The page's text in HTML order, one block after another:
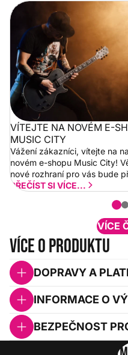
Vítejte na novém e-shopu
City
VÍTEJTE NA NOVÉM E-
MUSIC CITY
Vážení zákazníci, vítejte na
novém e-shopu Music City!
nové rozhraní pro vás bude
a rychlejší. Postupně budeme
PŘEČÍST SI VÍCE...
VÍCE
Více o produktu
DOPRAVY A
INFORMACE O
BEZPEČNOST